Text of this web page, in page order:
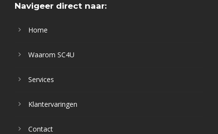
Navigeer direct naar:
Home
Waarom SC4U
Services
Klantervaringen
Contact